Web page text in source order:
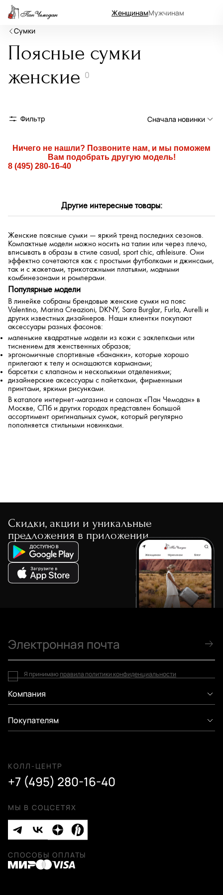
ЖенщинамМужчинам
Сумки
Поясные сумки
женские 0
Фильтр Сначала новинки
Сначала новинки
Сначала популярные
По размеру скидки
Ничего не нашли? Позвоните нам, и мы поможем
Вам подобрать другую модель!
8 (495) 280-16-40
Другие интересные товары:
Женские поясные сумки — яркий тренд последних сезонов.
Компактные модели можно носить на талии или через плечо,
вписывать в образы в стиле casual, sport chic, athleisure. Они
эффектно сочетаются как с простыми футболками и джинсами,
так и с жакетами, трикотажными платьями, модными
комбинезонами и ромперами.
Популярные модели
В линейке собраны брендовые женские сумки на пояс
Valentino, Marina Creazioni, DKNY, Sara Burglar, Furla, Aurelli и
других известных дизайнеров. Наши клиентки покупают
аксессуары разных фасонов:
маленькие квадратные модели из кожи с заклепками или
тиснением для женственных образов;
эргономичные спортивные «бананки», которые хорошо
прилегают к телу и оснащаются карманами;
барсетки с клапаном и несколькими отделениями;
дизайнерские аксессуары с пайетками, фирменными
принтами, яркими рисунками.
В каталоге интернет-магазина и салонах «Пан Чемодан» в
Москве, СПб и других городах представлен большой
ассортимент оригинальных сумок, который регулярно
пополняется стильными новинками.
Скидки, акции и уникальные
предложения в приложении
Компания
Покупателям
КОЛЛ-ЦЕНТР
+7 (495) 280-16-40
МЫ В СОЦСЕТЯХ
Я принимаю правила политики конфиденциальности
СПОСОБЫ ОПЛАТЫ